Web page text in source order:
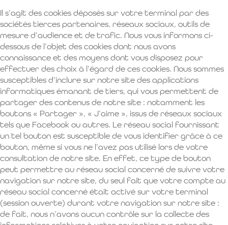
Il s’agit des cookies déposés sur votre terminal par des
sociétés tierces partenaires, réseaux sociaux, outils de
mesure d’audience et de trafic. Nous vous informons ci-
dessous de l’objet des cookies dont nous avons
connaissance et des moyens dont vous disposez pour
effectuer des choix à l’égard de ces cookies. Nous sommes
susceptibles d’inclure sur notre site des applications
informatiques émanant de tiers, qui vous permettent de
partager des contenus de notre site : notamment les
boutons « Partager », « J’aime », issus de réseaux sociaux
tels que Facebook ou autres. Le réseau social fournissant
un tel bouton est susceptible de vous identifier grâce à ce
bouton, même si vous ne l’avez pas utilisé lors de votre
consultation de notre site. En effet, ce type de bouton
peut permettre au réseau social concerné de suivre votre
navigation sur notre site, du seul fait que votre compte au
réseau social concerné était activé sur votre terminal
(session ouverte) durant votre navigation sur notre site :
de fait, nous n’avons aucun contrôle sur la collecte des